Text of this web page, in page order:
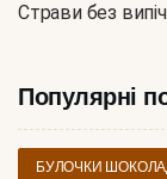
Страви без
Популярні
БУЛОЧКИ